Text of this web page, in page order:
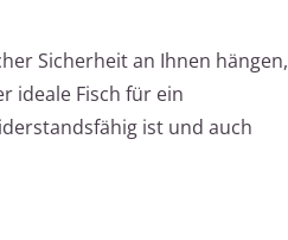
Sicherheit an Ihnen hängen,
ideale Fisch für ein
ist und auch